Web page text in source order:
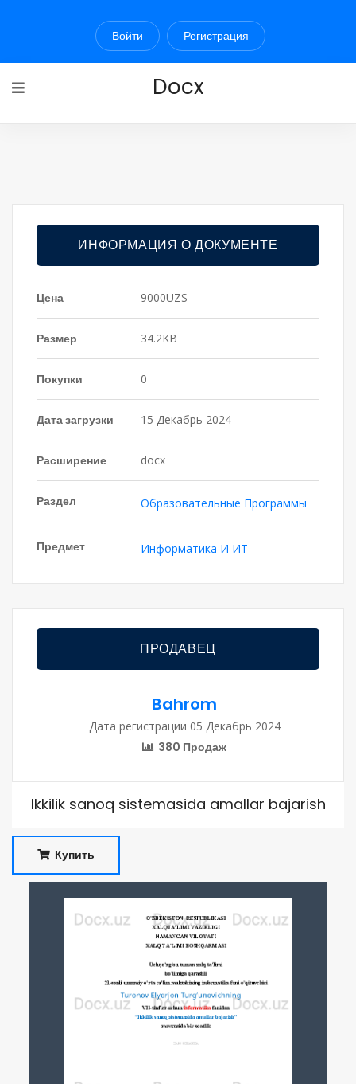
Войти Регистрация
Docx
ИНФОРМАЦИЯ О ДОКУМЕНТЕ
Цена 9000UZS
Размер 34.2KB
Покупки 0
Дата загрузки 15 Декабрь 2024
Расширение docx
Раздел Образовательные Программы
Предмет Информатика И ИТ
ПРОДАВЕЦ
Bahrom
Дата регистрации 05 Декабрь 2024
380 Продаж
Ikkilik sanoq sistemasida amallar bajarish
Купить